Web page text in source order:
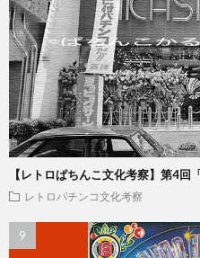
【レトロぱちんこ文化考察】第4回
レトロパチンコ文化考察